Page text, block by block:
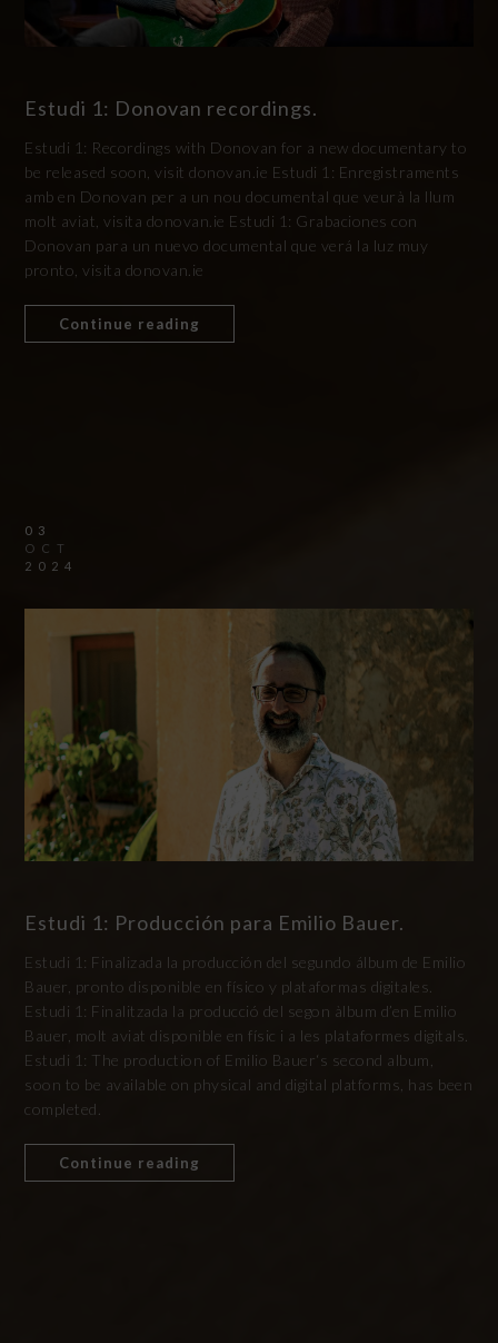
Estudi 1: Donovan recordings.
Estudi 1: Recordings with Donovan for a new documentary to
be released soon, visit donovan.ie Estudi 1: Enregistraments
amb en Donovan per a un nou documental que veurà la llum
molt aviat, visita donovan.ie Estudi 1: Grabaciones con
Donovan para un nuevo documental que verá la luz muy
pronto, visita donovan.ie
Continue reading
03
OCT
2024
Estudi 1: Producción para Emilio Bauer.
Estudi 1: Finalizada la producción del segundo álbum de Emilio
Bauer, pronto disponible en físico y plataformas digitales.
Estudi 1: Finalitzada la producció del segon àlbum d’en Emilio
Bauer, molt aviat disponible en físic i a les plataformes digitals.
Estudi 1: The production of Emilio Bauer‘s second album,
soon to be available on physical and digital platforms, has been
completed.
Continue reading